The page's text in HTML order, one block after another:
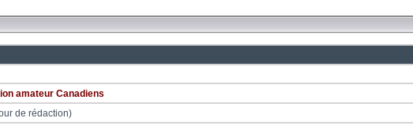
amateur Canadiens
de rédaction)